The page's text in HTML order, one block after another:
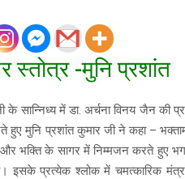
स्तोत्र -मुनि प्रशांत
सान्निध्य में डा. अर्चना विनय जैन की
हुए मुनि प्रशांत कुमार जी ने कहा –
भक्ति के सागर में निम्मजन करते हुए
इसके प्रत्येक श्लोक में चमत्कारिक मंत्र